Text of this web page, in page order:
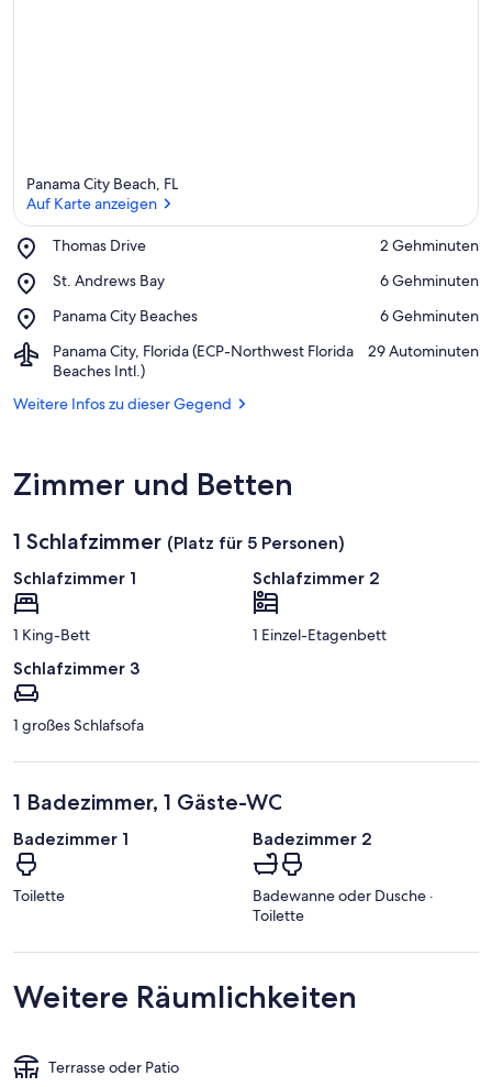
Panama City Beach, FL
Auf Karte anzeigen
Thomas Drive
Place,
Drive
‪2 Gehminuten‬
St. Andrews Bay
Place,
Andrews
‪6 Gehminuten‬
Panama City Beaches
Place,
City
Beaches
‪6 Gehminuten‬
Panama City, Florida (ECP-Northwest Florida
Beaches Intl.)
Airport,
Panama
Florida
Beaches
‪29 Autominuten‬
Weitere Infos zu dieser Gegend
Zimmer und Betten
1 Schlafzimmer (Platz für 5 Personen)
Schlafzimmer 1
1 King-Bett
Schlafzimmer 2
1 Einzel-Etagenbett
Schlafzimmer 3
1 großes Schlafsofa
1 Badezimmer, 1 Gäste-WC
Badezimmer 1
Toilette
Badezimmer 2
Badewanne oder Dusche ·
Toilette
Weitere Räumlichkeiten
Terrasse oder Patio